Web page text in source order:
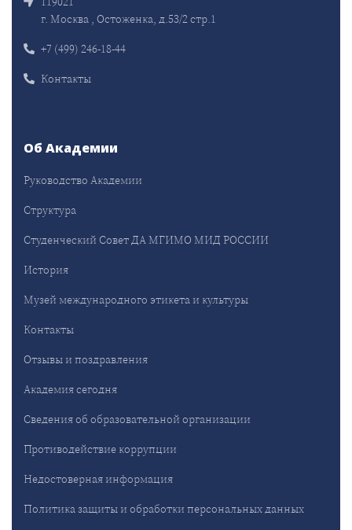
г. Москва , Остоженка, д.53/2 стр.1
+7 (499) 246-18-44
Контакты
Об Академии
Руководство Академии
Структура
Студенческий Совет ДА МГИМО МИД РОССИИ
История
Музей международного этикета и культуры
Контакты
Отзывы и поздравления
Академия сегодня
Сведения об образовательной организации
Противодействие коррупции
Недостоверная информация
Политика защиты и обработки персональных данных